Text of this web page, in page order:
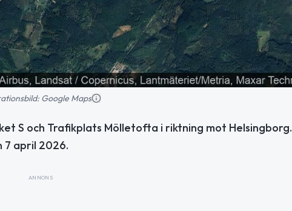
Google Maps
S och Trafikplats Mölletofta i riktning mot Helsingborg.
7 april 2026.
ANNONS